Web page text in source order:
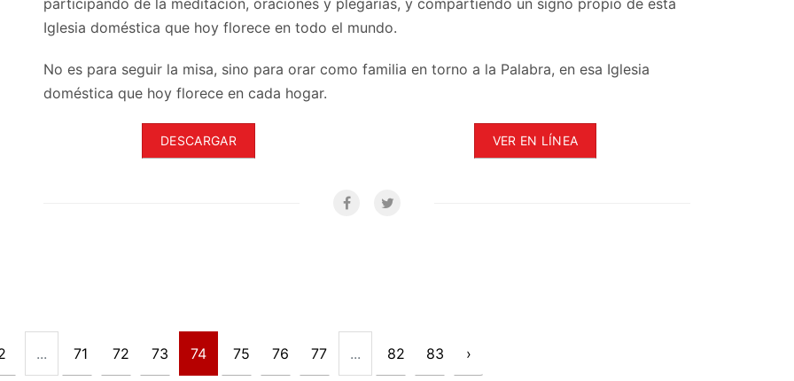
Iglesia doméstica que hoy florece en todo el mundo.
No es para seguir la misa, sino para orar como familia en torno a la Palabra, en esa Iglesia
doméstica que hoy florece en cada hogar.
DESCARGAR VER EN LÍNEA
... 71 72 73 74 75 76 77 ... 82 83 ›